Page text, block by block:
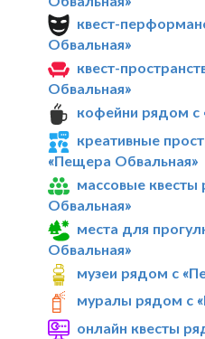
квест-
Обвальная»
квест-
Обвальная»
кофейни рядом с
креативные
«Пещера Обвальная»
массовые
Обвальная»
места для
Обвальная»
музеи рядом с
муралы рядом с
онлайн квесты